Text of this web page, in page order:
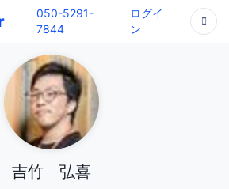
050-5291-
7844
ログイ
ン
吉竹 弘喜